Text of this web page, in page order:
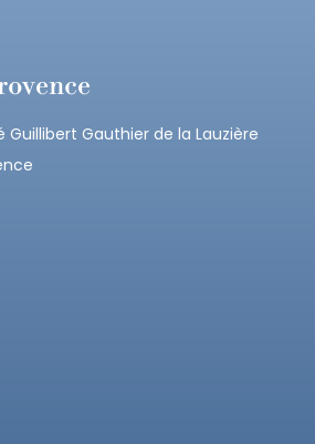
Guillibert Gauthier de la Lauzière